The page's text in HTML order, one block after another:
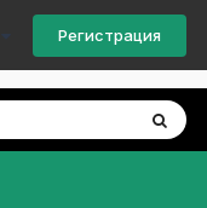
Регистрация